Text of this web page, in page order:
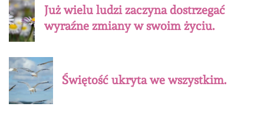
Już wielu ludzi zaczyna dostrzegać
wyraźne zmiany w swoim życiu.
Świętość ukryta we wszystkim.